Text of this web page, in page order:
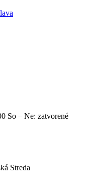
So – Ne: zatvorené
Streda